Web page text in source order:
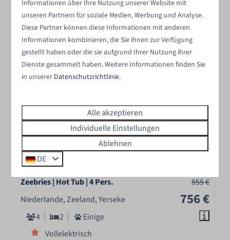
Ergebnisse (2)
EMPFOHLEN
8,4
855 €
756 €
Zeebries | Hot Tub | 4 Pers.
Niederlande, Zeeland, Yerseke
4
2
Einige
Vollelektrisch
Informationen über Ihre Nutzung unserer Website mit
unseren Partnern für soziale Medien, Werbung und Analyse.
Diese Partner können diese Informationen mit anderen
Informationen kombinieren, die Sie ihnen zur Verfügung
gestellt haben oder die sie aufgrund Ihrer Nutzung ihrer
Dienste gesammelt haben. Weitere Informationen finden Sie
in unserer Datenschutzrichtlinie.
Alle akzeptieren
Individuelle Einstellungen
Ablehnen
DE